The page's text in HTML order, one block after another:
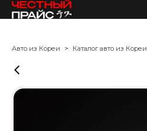
Авто из Кореи Каталог авто из Кореи